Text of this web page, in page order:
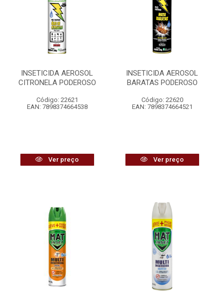
INSETICIDA AEROSOL
CITRONELA PODEROSO
Código: 22621
EAN: 7898374664538
Ver preço
INSETICIDA AEROSOL
BARATAS PODEROSO
Código: 22620
EAN: 7898374664521
Ver preço